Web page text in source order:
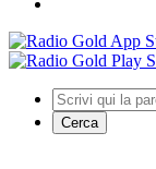
Cerca